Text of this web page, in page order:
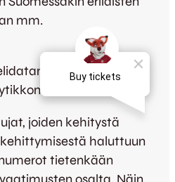
mm.
analysoinnista
joiden kehitystä
kehittymisestä haluttuun
tietenkään